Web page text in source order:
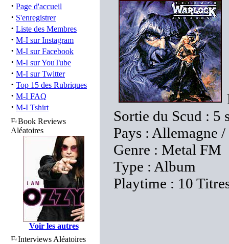
· Page d'accueil
· S'enregistrer
· Liste des Membres
· M-I sur Instagram
· M-I sur Facebook
· M-I sur YouTube
· M-I sur Twitter
· Top 15 des Rubriques
· M-I FAQ
· M-I Tshirt
Book Reviews
Aléatoires
Voir les autres
Interviews Aléatoires
Sortie du Scud : 5
Pays : Allemagne
Genre : Metal FM
Type : Album
Playtime : 10